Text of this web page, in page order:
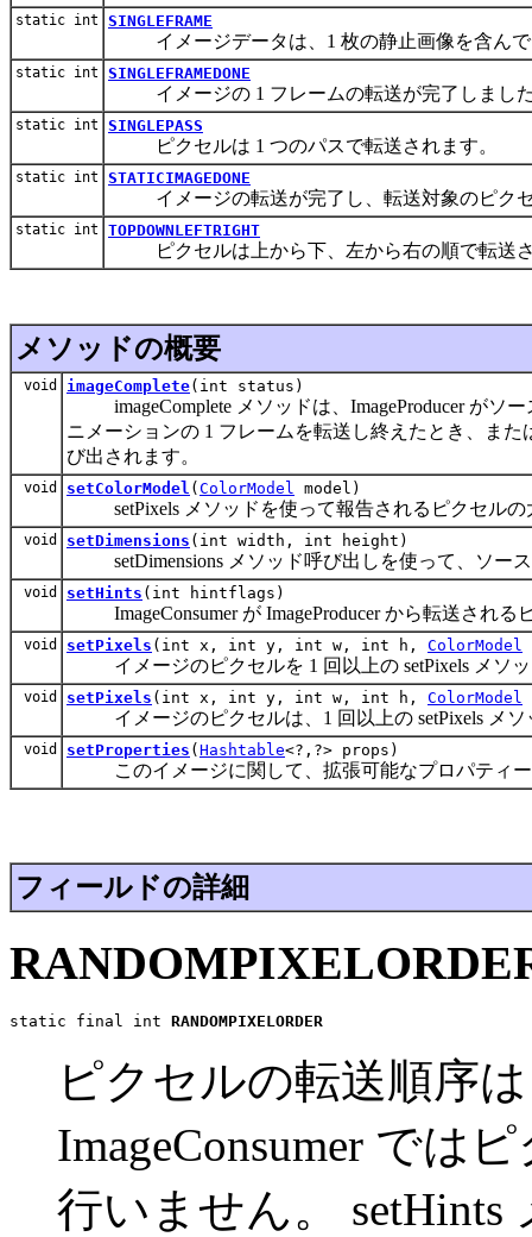
static int SINGLEFRAME
イメージデータは、1 枚の静止画像を含んで
static int SINGLEFRAMEDONE
イメージの 1 フレームの転送が完了しました
static int SINGLEPASS
ピクセルは 1 つのパスで転送されます。
static int STATICIMAGEDONE
イメージの転送が完了し、転送対象のピクセ
static int TOPDOWNLEFTRIGHT
ピクセルは上から下、左から右の順で転送
メソッドの概要
void imageComplete(int status)
imageComplete メソッドは、ImageProducer がソ
ニメーションの 1 フレームを転送し終えたとき、ま
び出されます。
void setColorModel ( ColorModel model)
setPixels メソッドを使って報告されるピクセルの
void setDimensions (int width, int height)
setDimensions メソッド呼び出しを使って、ソー
void setHints (int hintflags)
ImageConsumer が ImageProducer から転送される
void setPixels (int x, int y, int w, int h, ColorModel
イメージのピクセルを 1 回以上の setPixels メソッ
void setPixels (int x, int y, int w, int h, ColorModel
イメージのピクセルは、1 回以上の setPixels メソ
void setProperties ( Hashtable<?,?> props)
このイメージに関して、拡張可能なプロパティー
フィールドの詳細
static final int RANDOMPIXELORDER
ピクセルの転送順序
ImageConsumer では
行いません。